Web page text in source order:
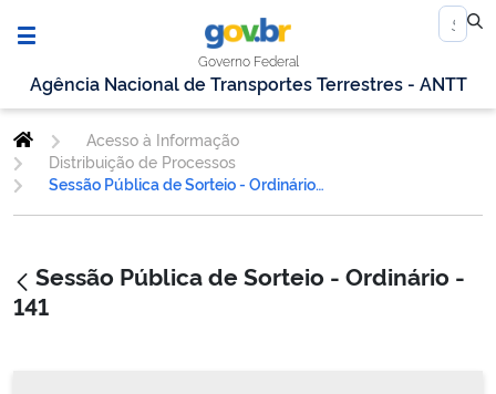
Governo Federal
Agência Nacional de Transportes Terrestres - ANTT
Acesso à Informação
Distribuição de Processos
Sessão Pública de Sorteio - Ordinário - 141
Sessão Pública de Sorteio - Ordinário -
141